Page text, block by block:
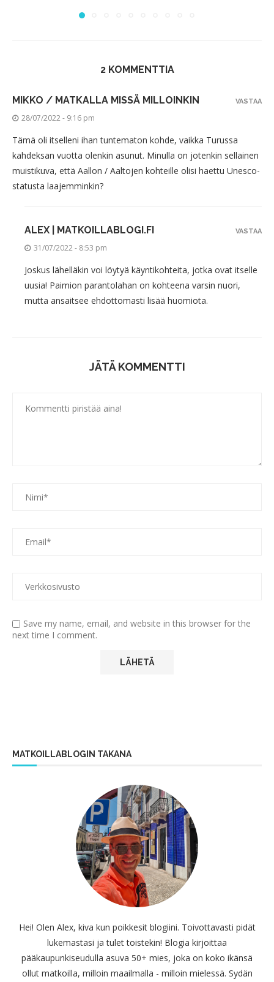
2 KOMMENTTIA
MIKKO / MATKALLA MISSÄ MILLOINKIN
28/07/2022 - 9:16 pm
Tämä oli itselleni ihan tuntematon kohde, vaikka Turussa
kahdeksan vuotta olenkin asunut. Minulla on jotenkin sellainen
muistikuva, että Aallon / Aaltojen kohteille olisi haettu Unesco-
statusta laajemminkin?
VASTAA
ALEX | MATKOILLABLOGI.FI
31/07/2022 - 8:53 pm
Joskus lähelläkin voi löytyä käyntikohteita, jotka ovat itselle
uusia! Paimion parantolahan on kohteena varsin nuori,
mutta ansaitsee ehdottomasti lisää huomiota.
VASTAA
JÄTÄ KOMMENTTI
Save my name, email, and website in this browser for the
next time I comment.
MATKOILLABLOGIN TAKANA
Hei! Olen Alex, kiva kun poikkesit blogiini. Toivottavasti pidät
lukemastasi ja tulet toistekin! Blogia kirjoittaa
pääkaupunkiseudulla asuva 50+ mies, joka on koko ikänsä
ollut matkoilla, milloin maailmalla - milloin mielessä. Sydän